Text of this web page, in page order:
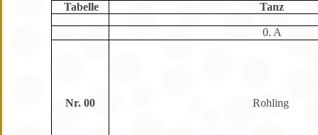
Tabelle Tanz
0. A
Nr. 00 Rohling